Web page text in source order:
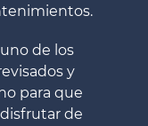
de los
y
para que
de